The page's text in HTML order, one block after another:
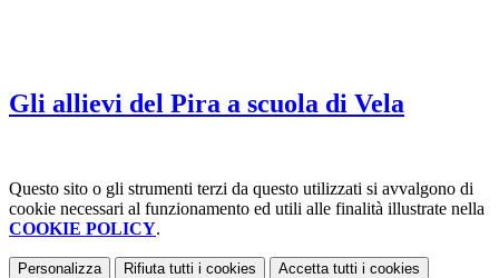
Gli allievi del Pira a scuola di Vela
Questo sito o gli strumenti terzi da questo utilizzati si avvalgono di
cookie necessari al funzionamento ed utili alle finalità illustrate nella
COOKIE POLICY.
Personalizza Rifiuta tutti i cookies Accetta tutti i cookies